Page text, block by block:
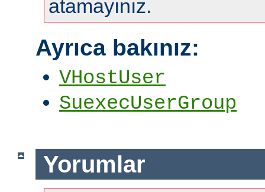
atamayınız.
Ayrıca bakınız:
VHostUser
SuexecUserGroup
Yorumlar